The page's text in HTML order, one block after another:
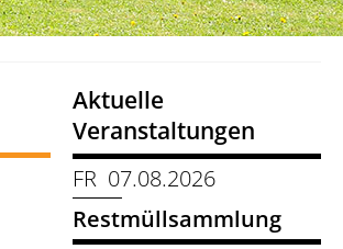
Aktuelle
Veranstaltungen
FR 07.08.2026
Restmüllsammlung